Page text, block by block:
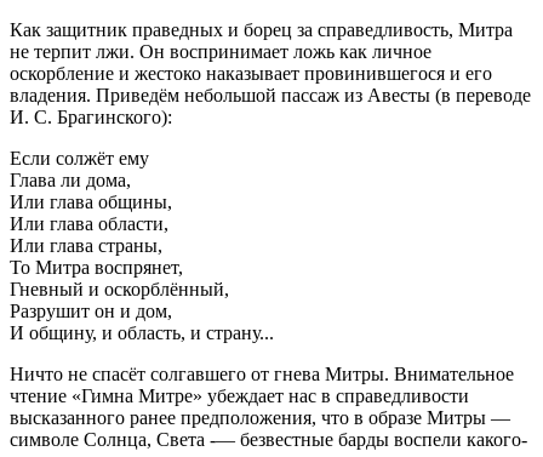
Как защитник праведных и борец за справедливость, Митра
не терпит лжи. Он воспринимает ложь как личное
оскорбление и жестоко наказывает провинившегося и его
владения. Приведём небольшой пассаж из Авесты (в переводе
И. С. Брагинского):
Если солжёт ему
Глава ли дома,
Или глава общины,
Или глава области,
Или глава страны,
То Митра воспрянет,
Гневный и оскорблённый,
Разрушит он и дом,
И общину, и область, и страну...
Ничто не спасёт солгавшего от гнева Митры. Внимательное
чтение «Гимна Митре» убеждает нас в справедливости
высказанного ранее предположения, что в образе Митры —
символе Солнца, Света -— безвестные барды воспели какого-